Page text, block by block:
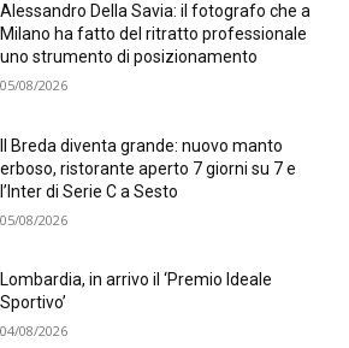
Alessandro Della Savia: il fotografo che a
Milano ha fatto del ritratto professionale
uno strumento di posizionamento
05/08/2026
Il Breda diventa grande: nuovo manto
erboso, ristorante aperto 7 giorni su 7 e
l’Inter di Serie C a Sesto
05/08/2026
Lombardia, in arrivo il ‘Premio Ideale
Sportivo’
04/08/2026